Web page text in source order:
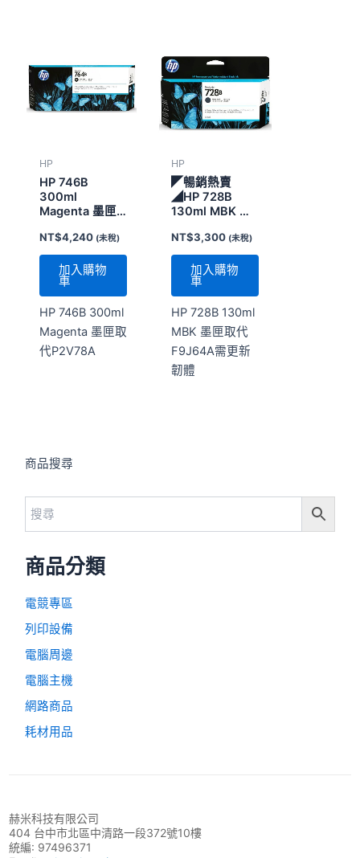
商品搜尋
商品分類
電競專區
列印設備
電腦周邊
電腦主機
網路商品
耗材用品
HP
HP 746B
300ml
Magenta 墨匣
NT$4,240 (未稅)
加入購物
車
HP 746B 300ml
Magenta 墨匣取
代P2V78A
HP
◤暢銷熱賣
◢HP 728B
130ml MBK 墨
需更新韌體
NT$3,300 (未稅)
加入購物
車
HP 728B 130ml
MBK 墨匣取代
F9J64A需更新
韌體
赫米科技有限公司
404 台中市北區中清路一段372號10樓
統編: 97496371